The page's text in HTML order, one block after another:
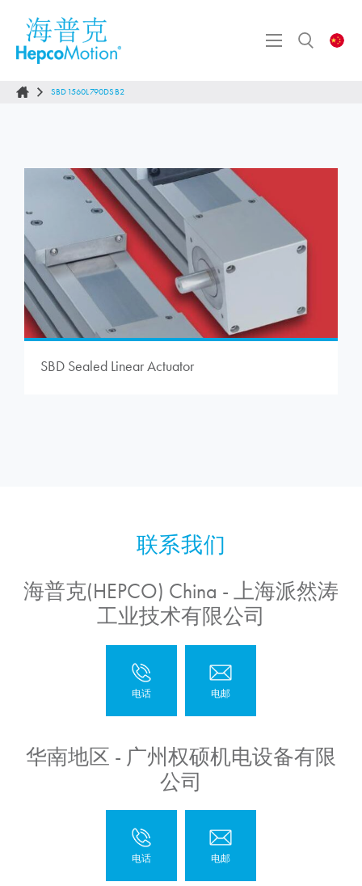
SBD1560L790DSB2
SBD Sealed Linear Actuator
海普克(HEPCO) China - 上海派然涛
工业技术有限公司
华南地区 - 广州权硕机电设备有限
公司